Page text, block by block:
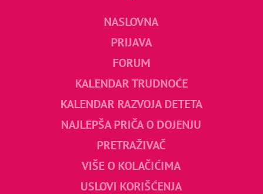
NASLOVNA
PRIJAVA
FORUM
KALENDAR TRUDNOĆE
KALENDAR RAZVOJA DETETA
NAJLEPŠA PRIČA O DOJENJU
PRETRAŽIVAČ
VIŠE O KOLAČIĆIMA
USLOVI KORIŠĆENJA